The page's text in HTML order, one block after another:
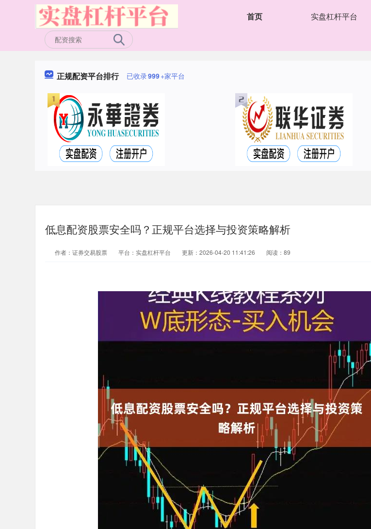
首页 实盘杠杆平台
正规配资平台排行 已收录999+家平台
低息配资股票安全吗？正规平台选择与投资策略解析
作者：证券交易股票 平台：实盘杠杆平台 更新：2026-04-20 11:41:26 阅读：89